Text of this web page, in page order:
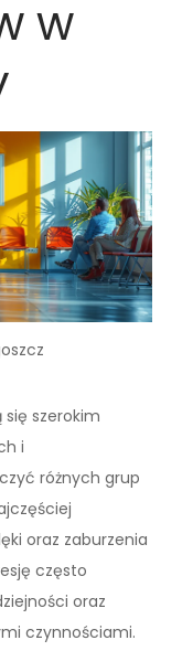
w
szerokim
i
różnych grup
oraz zaburzenia
często
oraz
czynnościami.